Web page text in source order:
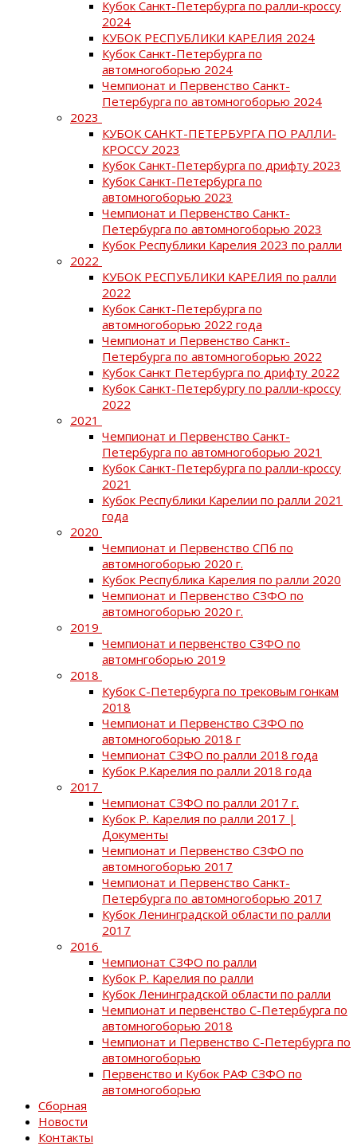
Кубок Санкт-Петербурга по ралли-кроссу
2024
КУБОК РЕСПУБЛИКИ КАРЕЛИЯ 2024
Кубок Санкт-Петербурга по
автомногоборью 2024
Чемпионат и Первенство Санкт-
Петербурга по автомногоборью 2024
2023
КУБОК САНКТ-ПЕТЕРБУРГА ПО РАЛЛИ-
КРОССУ 2023
Кубок Санкт-Петербурга по дрифту 2023
Кубок Санкт-Петербурга по
автомногоборью 2023
Чемпионат и Первенство Санкт-
Петербурга по автомногоборью 2023
Кубок Республики Карелия 2023 по ралли
2022
КУБОК РЕСПУБЛИКИ КАРЕЛИЯ по ралли
2022
Кубок Санкт-Петербурга по
автомногоборью 2022 года
Чемпионат и Первенство Санкт-
Петербурга по автомногоборью 2022
Кубок Санкт Петербурга по дрифту 2022
Кубок Санкт-Петербургу по ралли-кроссу
2022
2021
Чемпионат и Первенство Санкт-
Петербурга по автомногоборью 2021
Кубок Санкт-Петербурга по ралли-кроссу
2021
Кубок Республики Карелии по ралли 2021
года
2020
Чемпионат и Первенство СПб по
автомногоборью 2020 г.
Кубок Республика Карелия по ралли 2020
Чемпионат и Первенство СЗФО по
автомногоборью 2020 г.
2019
Чемпионат и первенство СЗФО по
автомнгоборью 2019
2018
Кубок С-Петербурга по трековым гонкам
2018
Чемпионат и Первенство СЗФО по
автомногоборью 2018 г
Чемпионат СЗФО по ралли 2018 года
Кубок Р.Карелия по ралли 2018 года
2017
Чемпионат СЗФО по ралли 2017 г.
Кубок Р. Карелия по ралли 2017 |
Документы
Чемпионат и Первенство СЗФО по
автомногоборью 2017
Чемпионат и Первенство Санкт-
Петербурга по автомногоборью 2017
Кубок Ленинградской области по ралли
2017
2016
Чемпионат СЗФО по ралли
Кубок Р. Карелия по ралли
Кубок Ленинградской области по ралли
Чемпионат и первенство С-Петербурга по
автомногоборью 2018
Чемпионат и Первенство С-Петербурга по
автомногоборью
Первенство и Кубок РАФ СЗФО по
автомногоборью
Сборная
Новости
Контакты